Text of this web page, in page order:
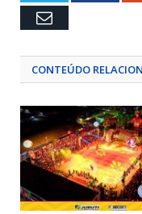
Email
CONTEÚDO